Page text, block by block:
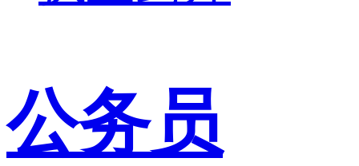
公务员